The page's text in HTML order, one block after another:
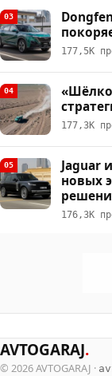
03
177,5К
04
177,3К
05
Jaguar
новых
176,3К
AVTOGARAJ.
© 2026 AVTOGARAJ ·